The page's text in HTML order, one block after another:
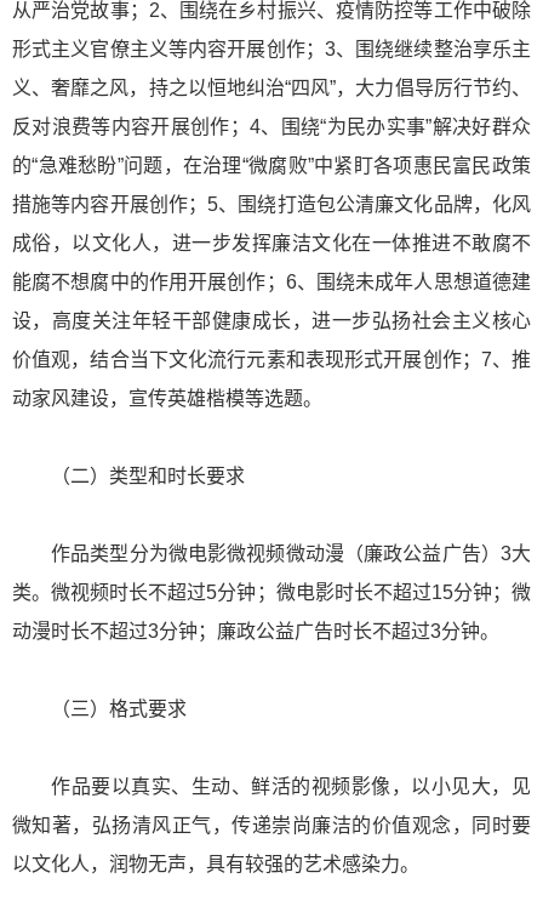
从严治党故事；2、围绕在乡村振兴、疫情防控等工作中破除
形式主义官僚主义等内容开展创作；3、围绕继续整治享乐主
义、奢靡之风，持之以恒地纠治“四风”，大力倡导厉行节约、
反对浪费等内容开展创作；4、围绕“为民办实事”解决好群众
的“急难愁盼”问题，在治理“微腐败”中紧盯各项惠民富民政策
措施等内容开展创作；5、围绕打造包公清廉文化品牌，化风
成俗，以文化人，进一步发挥廉洁文化在一体推进不敢腐不
能腐不想腐中的作用开展创作；6、围绕未成年人思想道德建
设，高度关注年轻干部健康成长，进一步弘扬社会主义核心
价值观，结合当下文化流行元素和表现形式开展创作；7、推
动家风建设，宣传英雄楷模等选题。
（二）类型和时长要求
作品类型分为微电影微视频微动漫（廉政公益广告）3大
类。微视频时长不超过5分钟；微电影时长不超过15分钟；微
动漫时长不超过3分钟；廉政公益广告时长不超过3分钟。
（三）格式要求
作品要以真实、生动、鲜活的视频影像，以小见大，见
微知著，弘扬清风正气，传递崇尚廉洁的价值观念，同时要
以文化人，润物无声，具有较强的艺术感染力。